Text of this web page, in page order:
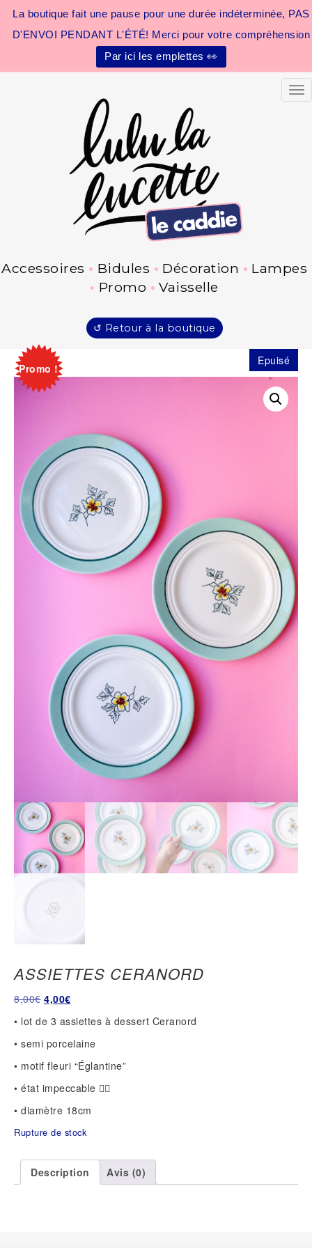
La boutique fait une pause pour une durée indéterminée, PAS
D'ENVOI PENDANT L'ÉTÉ! Merci pour votre compréhension
Par ici les emplettes 👀
Accessoires Bidules Décoration
Lampes
Promo
Vaisselle
↺ Retour à la boutique
Promo !
Epuisé
ASSIETTES CERANORD
8,00€ Le
initial
était :
8,00€.
4,00€Le
actuel
est :
4,00€.
• lot de 3 assiettes à dessert Ceranord
• semi porcelaine
• motif fleuri “Églantine”
• état impeccable 👌🏻
• diamètre 18cm
Rupture de stock
Description Avis (0)